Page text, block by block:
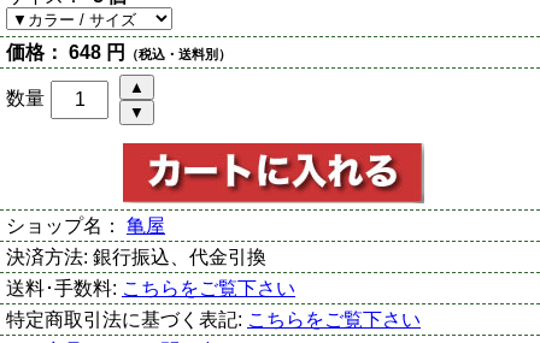
価格： 648 円 （税込・送料別）
数量
ショップ名： 亀屋
決済方法: 銀行振込、代金引換
送料･手数料: こちらをご覧下さい
特定商取引法に基づく表記: こちらをご覧下さい